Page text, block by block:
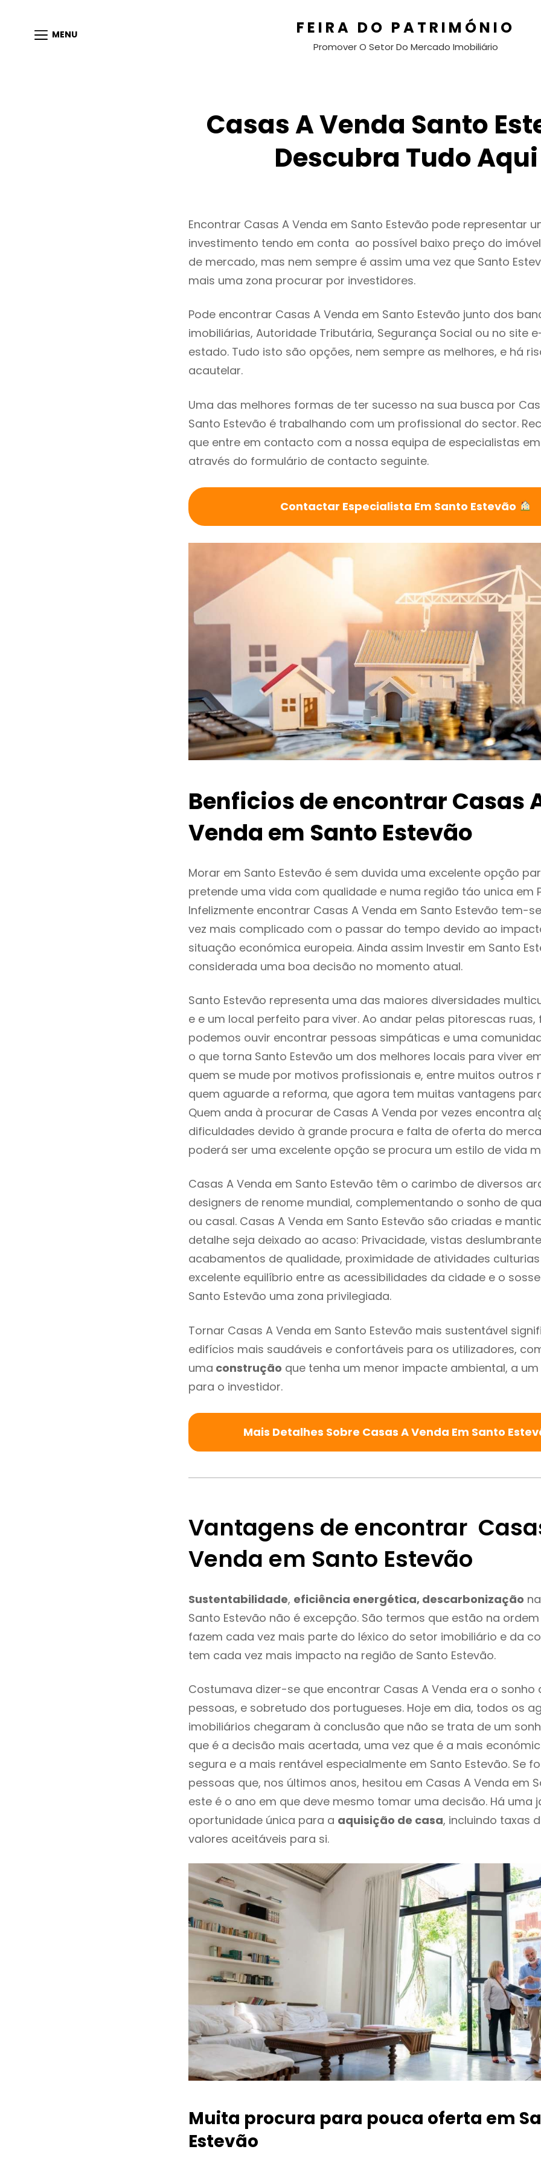
MENU FEIRA DO PATRIMÓNIO
Promover O Setor Do Mercado Imobiliário
Casas A Venda Santo
Descubra Tudo Aqui
Encontrar Casas A Venda em Santo Estevão pode representar
investimento tendo em conta ao possível baixo preço do
de mercado, mas nem sempre é assim uma vez que Santo
mais uma zona procurar por investidores.
Pode encontrar Casas A Venda em Santo Estevão junto dos
imobiliárias, Autoridade Tributária, Segurança Social ou no site
estado. Tudo isto são opções, nem sempre as melhores, e há
acautelar.
Uma das melhores formas de ter sucesso na sua busca por
Santo Estevão é trabalhando com um profissional do sector.
que entre em contacto com a nossa equipa de especialistas
através do formulário de contacto seguinte.
Contactar Especialista Em Santo Estevão
Benficios de encontrar Casas
Venda em Santo Estevão
Morar em Santo Estevão é sem duvida uma excelente opção
pretende uma vida com qualidade e numa região táo unica em
Infelizmente encontrar Casas A Venda em Santo Estevão tem-
vez mais complicado com o passar do tempo devido ao
situação económica europeia. Ainda assim Investir em Santo
considerada uma boa decisão no momento atual.
Santo Estevão representa uma das maiores diversidades
e e um local perfeito para viver. Ao andar pelas pitorescas ruas,
podemos ouvir encontrar pessoas simpáticas e uma
o que torna Santo Estevão um dos melhores locais para viver
quem se mude por motivos profissionais e, entre muitos outros
quem aguarde a reforma, que agora tem muitas vantagens
Quem anda à procurar de Casas A Venda por vezes encontra
dificuldades devido à grande procura e falta de oferta do
poderá ser uma excelente opção se procura um estilo de vida
Casas A Venda em Santo Estevão têm o carimbo de diversos
designers de renome mundial, complementando o sonho de
ou casal. Casas A Venda em Santo Estevão são criadas e
detalhe seja deixado ao acaso: Privacidade, vistas
acabamentos de qualidade, proximidade de atividades
excelente equilíbrio entre as acessibilidades da cidade e o
Santo Estevão uma zona privilegiada.
Tornar Casas A Venda em Santo Estevão mais sustentável
edifícios mais saudáveis e confortáveis para os utilizadores,
uma construção que tenha um menor impacte ambiental, a
para o investidor.
Mais Detalhes Sobre Casas A Venda Em Santo
Vantagens de encontrar
Venda em Santo Estevão
Sustentabilidade, eficiência energética, descarbonização
Santo Estevão não é excepção. São termos que estão na
fazem cada vez mais parte do léxico do setor imobiliário e da
tem cada vez mais impacto na região de Santo Estevão.
Costumava dizer-se que encontrar Casas A Venda era o sonho
pessoas, e sobretudo dos portugueses. Hoje em dia, todos os
imobiliários chegaram à conclusão que não se trata de um
que é a decisão mais acertada, uma vez que é a mais
segura e a mais rentável especialmente em Santo Estevão. Se
pessoas que, nos últimos anos, hesitou em Casas A Venda em
este é o ano em que deve mesmo tomar uma decisão. Há uma
oportunidade única para a aquisição de casa, incluindo taxas
valores aceitáveis para si.
Muita procura para pouca oferta em
Estevão